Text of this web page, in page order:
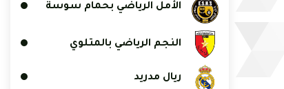
الأمل الرياضي بحمام سوسة
النجم الرياضي بالمتلوي
ريال مدريد